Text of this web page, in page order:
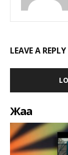
LEAVE A REPLY
Жаңа